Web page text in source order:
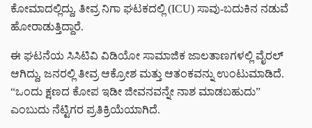
ಕೋಮಾದಲ್ಲಿದ್ದು, ತೀವ್ರ ನಿಗಾ ಘಟಕದಲ್ಲಿ (ICU) ಸಾವು-ಬದುಕಿನ ನಡುವೆ
ಹೋರಾಡುತ್ತಿದ್ದಾರೆ.
ಈ ಘಟನೆಯ ಸಿಸಿಟಿವಿ ವಿಡಿಯೋ ಸಾಮಾಜಿಕ ಜಾಲತಾಣಗಳಲ್ಲಿ ವೈರಲ್
ಆಗಿದ್ದು, ಜನರಲ್ಲಿ ತೀವ್ರ ಆಕ್ರೋಶ ಮತ್ತು ಆತಂಕವನ್ನು ಉಂಟುಮಾಡಿದೆ.
“ಒಂದು ಕ್ಷಣದ ಕೋಪ ಇಡೀ ಜೀವನವನ್ನೇ ನಾಶ ಮಾಡಬಹುದು”
ಎಂಬುದು ನೆಟ್ಟಿಗರ ಪ್ರತಿಕ್ರಿಯೆಯಾಗಿದೆ.